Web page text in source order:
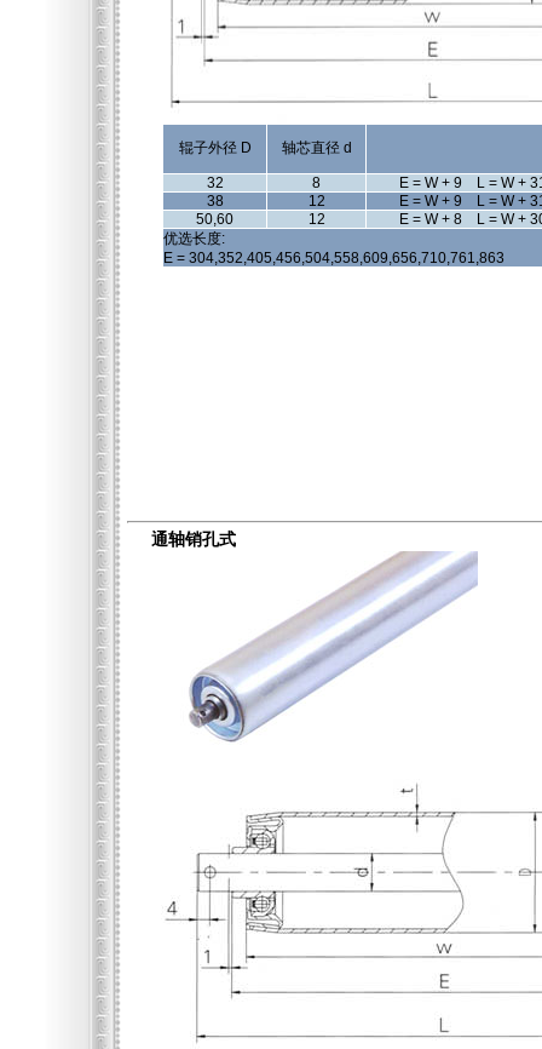
辊子外径 D 轴芯直径 d
32 8
E = W + 9 L = W +
38
12
E = W + 9 L = W +
50,60
12
E = W + 8 L = W +
优选长度:
E = 304,352,405,456,504,558,609,656,710,761,863
通轴销孔式